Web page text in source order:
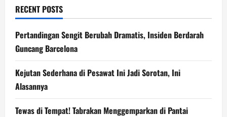
RECENT POSTS
Pertandingan Sengit Berubah Dramatis, Insiden Berdarah
Guncang Barcelona
Kejutan Sederhana di Pesawat Ini Jadi Sorotan, Ini
Alasannya
Tewas di Tempat! Tabrakan Menggemparkan di Pantai